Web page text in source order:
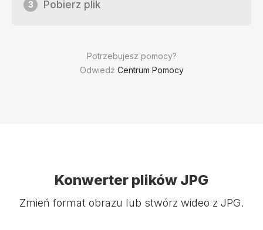
Potrzebujesz pomocy?
Odwiedź Centrum Pomocy
3 Pobierz plik
Konwerter plików JPG
Zmień format obrazu lub stwórz wideo z JPG.